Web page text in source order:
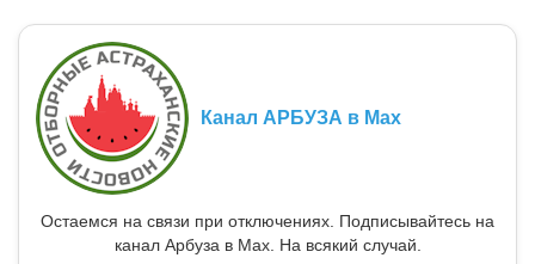
Канал АРБУЗА в Max
Остаемся на связи при отключениях. Подписывайтесь на
канал Арбуза в Max. На всякий случай.